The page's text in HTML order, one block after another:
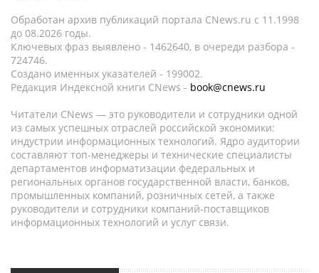
Обработан архив публикаций портала CNews.ru c 11.1998
до 08.2026 годы.
Ключевых фраз выявлено - 1462640, в очереди разбора -
724746.
Создано именных указателей - 199002.
Редакция Индексной книги CNews - book@cnews.ru
Читатели CNews — это руководители и сотрудники одной
из самых успешных отраслей российской экономики:
индустрии информационных технологий. Ядро аудитории
составляют топ-менеджеры и технические специалисты
департаментов информатизации федеральных и
региональных органов государственной власти, банков,
промышленных компаний, розничных сетей, а также
руководители и сотрудники компаний-поставщиков
информационных технологий и услуг связи.